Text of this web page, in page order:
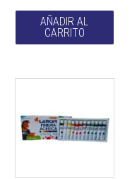
AÑADIR AL
CARRITO